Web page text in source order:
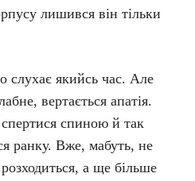
лишився він тільки
якийсь час. Але
вертається апатія.
спиною й так
ранку. Вже, мабуть, не
а ще більше